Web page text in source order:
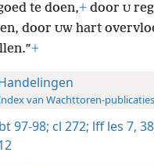
te doen,+door U
door UWhart
+
van Wachttoren-
bt 97-98; cl 272; lff les 7,